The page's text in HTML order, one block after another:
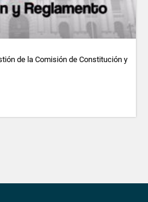
de la Comisión de Constitución y